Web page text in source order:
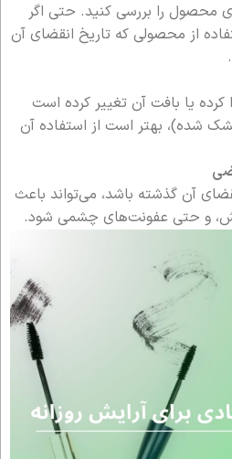
محصول را بررسی کنید. حتی اگر
از محصولی که تاریخ انقضای آن
کرده یا بافت آن تغییر کرده است
شده)، بهتر است از استفاده آن
آن گذشته باشد، می‌تواند باعث
و حتی عفونت‌های چشمی شود.